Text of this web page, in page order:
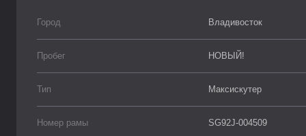
Город Владивосток
Пробег НОВЫЙ!
Тип Максискутер
Номер рамы SG92J-004509